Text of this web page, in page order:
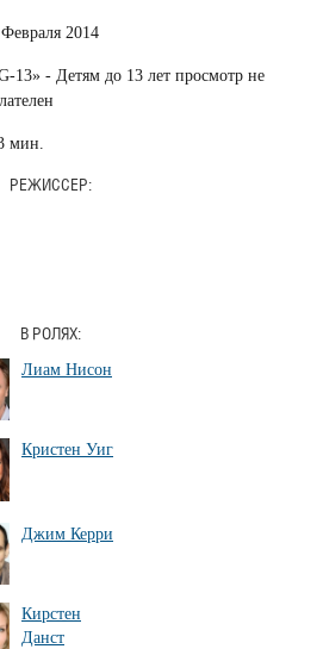
2014
13» - Детям до 13 лет просмотр не
мин.
РЕЖИССЕР:
В РОЛЯХ:
Лиам Нисон
Кристен Уиг
Джим Керри
Кирстен
Данст